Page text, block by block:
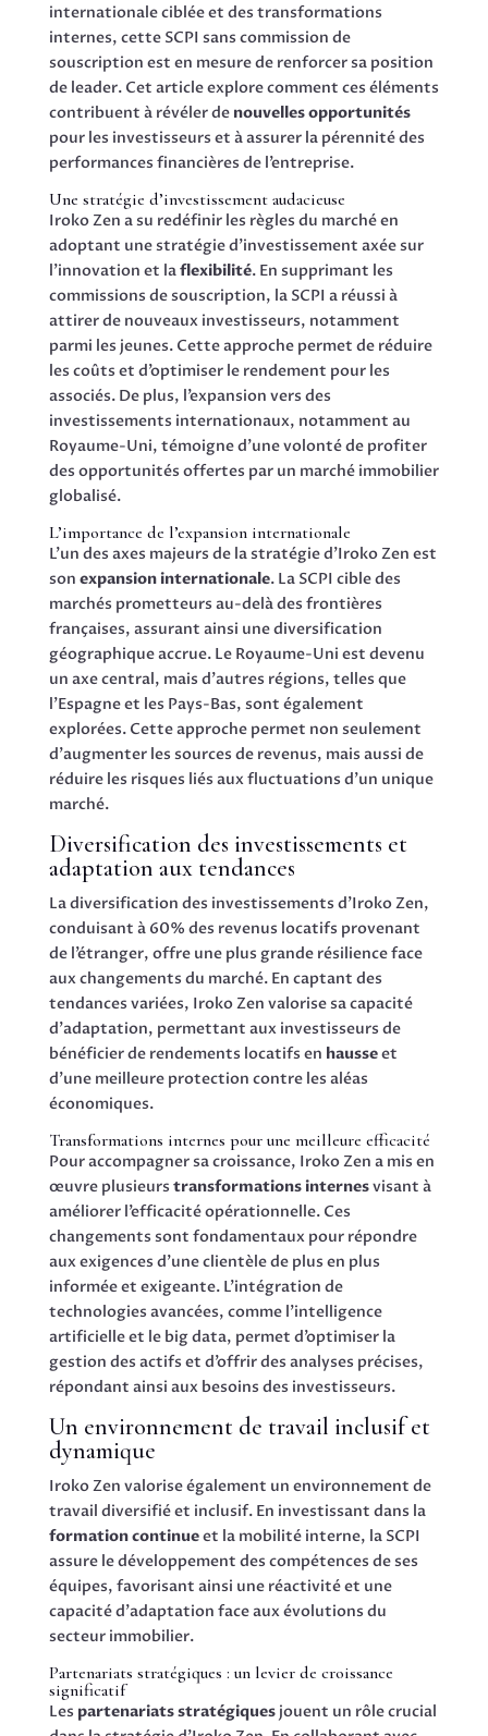
internationale ciblée et des transformations
internes, cette SCPI sans commission de
souscription est en mesure de renforcer sa position
de leader. Cet article explore comment ces éléments
contribuent à révéler de nouvelles opportunités
pour les investisseurs et à assurer la pérennité des
performances financières de l’entreprise.
Une stratégie d’investissement audacieuse
Iroko Zen a su redéfinir les règles du marché en
adoptant une stratégie d’investissement axée sur
l’innovation et laflexibilité. En supprimant les
commissions de souscription, la SCPI a réussi à
attirer de nouveaux investisseurs, notamment
parmi les jeunes. Cette approche permet de réduire
les coûts et d’optimiser le rendement pour les
associés. De plus, l’expansion vers des
investissements internationaux, notamment au
Royaume-Uni, témoigne d’une volonté de profiter
des opportunités offertes par un marché immobilier
globalisé.
L’importance de l’expansion internationale
L’un des axes majeurs de la stratégie d’Iroko Zen est
son expansion internationale. La SCPI cible des
marchés prometteurs au-delà des frontières
françaises, assurant ainsi une diversification
géographique accrue. Le Royaume-Uni est devenu
un axe central, mais d’autres régions, telles que
l’Espagne et les Pays-Bas, sont également
explorées. Cette approche permet non seulement
d’augmenter les sources de revenus, mais aussi de
réduire les risques liés aux fluctuations d’un unique
marché.
Diversification des investissements et
adaptation aux tendances
La diversification des investissements d’Iroko Zen,
conduisant à 60% des revenus locatifs provenant
de l’étranger, offre une plus grande résilience face
aux changements du marché. En captant des
tendances variées, Iroko Zen valorise sa capacité
d’adaptation, permettant aux investisseurs de
bénéficier de rendements locatifs en hausseet
d’une meilleure protection contre les aléas
économiques.
Transformations internes pour une meilleure efficacité
Pour accompagner sa croissance, Iroko Zen a mis en
œuvre plusieurs transformations internesvisant à
améliorer l’efficacité opérationnelle. Ces
changements sont fondamentaux pour répondre
aux exigences d’une clientèle de plus en plus
informée et exigeante. L’intégration de
technologies avancées, comme l’intelligence
artificielle et le big data, permet d’optimiser la
gestion des actifs et d’offrir des analyses précises,
répondant ainsi aux besoins des investisseurs.
Un environnement de travail inclusif et
dynamique
Iroko Zen valorise également un environnement de
travail diversifié et inclusif. En investissant dans la
formation continueet la mobilité interne, la SCPI
assure le développement des compétences de ses
équipes, favorisant ainsi une réactivité et une
capacité d’adaptation face aux évolutions du
secteur immobilier.
Partenariats stratégiques : un levier de croissance
significatif
Les partenariats stratégiquesjouent un rôle crucial